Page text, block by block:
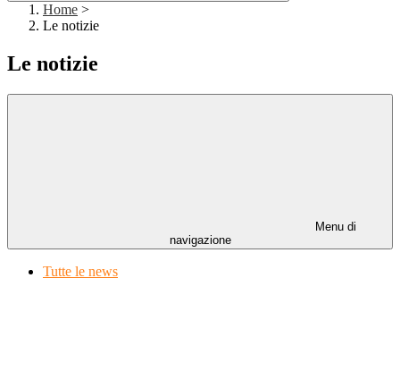
Home >
Le notizie
Le notizie
Menu di
navigazione
Tutte le news